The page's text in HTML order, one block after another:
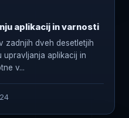
aplikacij in varnosti
zadnjih dveh desetletjih
aplikacij in
v...